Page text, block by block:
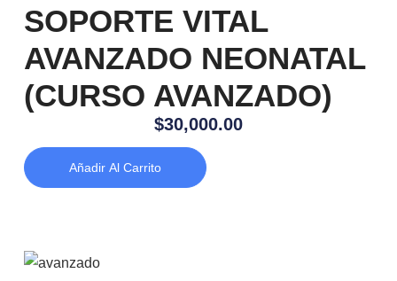
SOPORTE VITAL
AVANZADO NEONATAL
(CURSO AVANZADO)
$30,000.00
Añadir Al Carrito